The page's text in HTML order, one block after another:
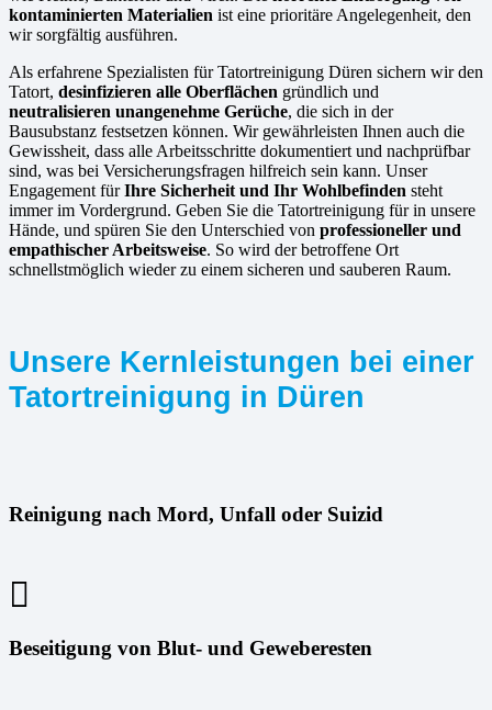
kontaminierten Materialien ist eine prioritäre Angelegenheit, den
wir sorgfältig ausführen.
Als erfahrene Spezialisten für Tatortreinigung Düren sichern wir den
Tatort, desinfizieren alle Oberflächen gründlich und
neutralisieren unangenehme Gerüche, die sich in der
Bausubstanz festsetzen können. Wir gewährleisten Ihnen auch die
Gewissheit, dass alle Arbeitsschritte dokumentiert und nachprüfbar
sind, was bei Versicherungsfragen hilfreich sein kann. Unser
Engagement fürIhre Sicherheit und Ihr Wohlbefinden steht
immer im Vordergrund. Geben Sie die Tatortreinigung für in unsere
Hände, und spüren Sie den Unterschied von professioneller und
empathischer Arbeitsweise. So wird der betroffene Ort
schnellstmöglich wieder zu einem sicheren und sauberen Raum.
Unsere Kernleistungen bei einer
Tatortreinigung in Düren
Reinigung nach Mord, Unfall oder Suizid
Beseitigung von Blut- und Geweberesten